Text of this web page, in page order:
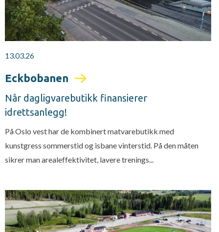
13.03.26
Eckbobanen
Når dagligvarebutikk finansierer
idrettsanlegg!
På Oslo vest har de kombinert matvarebutikk med
kunstgress sommerstid og isbane vinterstid. På den måten
sikrer man arealeffektivitet, lavere trenings...